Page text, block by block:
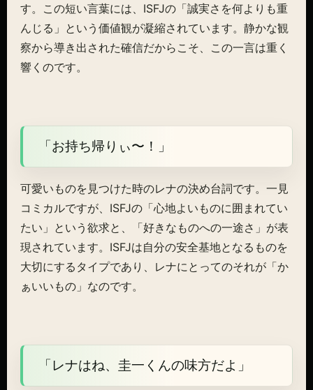
す。この短い言葉には、ISFJの「誠実さを何よりも重
んじる」という価値観が凝縮されています。静かな観
察から導き出された確信だからこそ、この一言は重く
響くのです。
「お持ち帰りぃ〜！」
可愛いものを見つけた時のレナの決め台詞です。一見
コミカルですが、ISFJの「心地よいものに囲まれてい
たい」という欲求と、「好きなものへの一途さ」が表
現されています。ISFJは自分の安全基地となるものを
大切にするタイプであり、レナにとってのそれが「か
ぁいいもの」なのです。
「レナはね、圭一くんの味方だよ」